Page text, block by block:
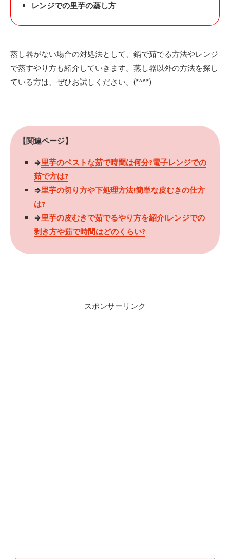
レンジでの里芋の蒸し方
蒸し器がない場合の対処法として、鍋で茹でる方法やレンジ
で蒸すやり方も紹介していきます。蒸し器以外の方法を探し
ている方は、ぜひお試しください。(*^^*)
【関連ページ】
⇒里芋のベストな茹で時間は何分?電子レンジでの
茹で方は?
⇒里芋の切り方や下処理方法!簡単な皮むきの仕方
は?
⇒里芋の皮むきで茹でるやり方を紹介!レンジでの
剥き方や茹で時間はどのくらい?
スポンサーリンク